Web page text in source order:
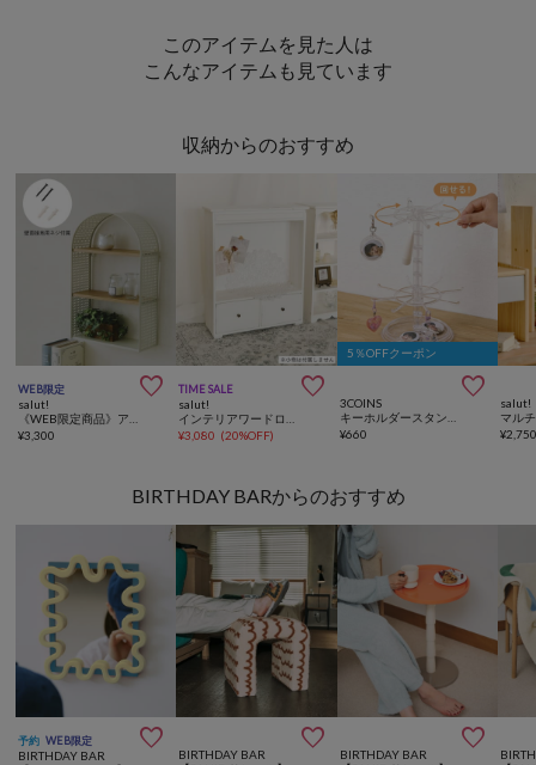
このアイテムを見た人は
こんなアイテムも見ています
収納からのおすすめ
WEB限定 
salut!
¥3,300
TIME SALE 
salut!
¥3,080 (20%OFF)
5％OFFクーポン

3COINS
¥660
salut!
マル
¥
BIRTHDAY BARからのおすすめ
予約 WEB限定 
BIRTHDAY BAR

BIRTHDAY BAR

BIRTHDAY BAR